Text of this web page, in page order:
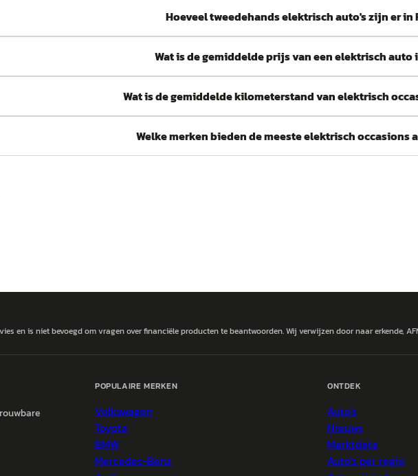
Hoeveel tweedehands elektrisch auto's zijn er in
Wat is de gemiddelde prijs van een elektrisch auto
Wat is de gemiddelde kilometerstand van elektrisch
Welke merken bieden de meeste elektrisch occasions
en is niet bevoegd om vragen over financiële producten te beantwoorden. Wij verwijzen door naar erkende,
POPULAIRE MERKEN
Volkswagen
Toyota
BMW
Mercedes-Benz
ONTDEK
Auto's
Nieuws
Marktdata
Auto's per regio